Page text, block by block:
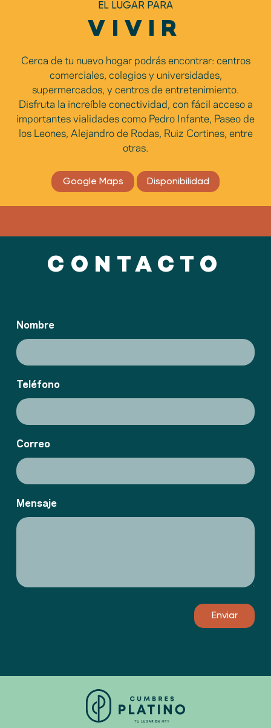
EL LUGAR PARA
VIVIR
Cerca de tu nuevo hogar podrás encontrar: centros
comerciales, colegios y universidades,
supermercados, y centros de entretenimiento.
Disfruta la increíble conectividad, con fácil acceso a
importantes vialidades como Pedro Infante, Paseo de
los Leones, Alejandro de Rodas, Ruiz Cortines, entre
otras.
Google Maps Disponibilidad
CONTACTO
Nombre
Teléfono
Correo
Mensaje